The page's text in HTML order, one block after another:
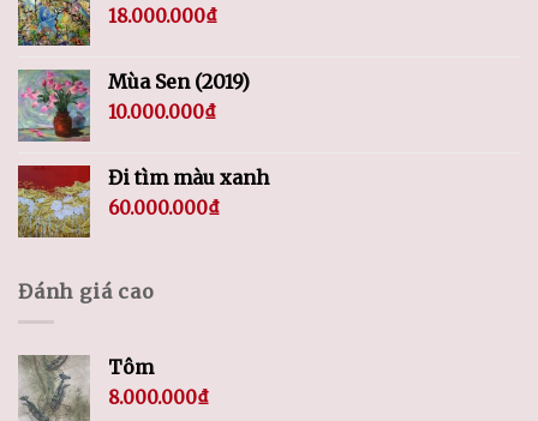
18.000.000₫
Mùa Sen (2019)
10.000.000₫
Đi tìm màu xanh
60.000.000₫
Đánh giá cao
Tôm
8.000.000₫